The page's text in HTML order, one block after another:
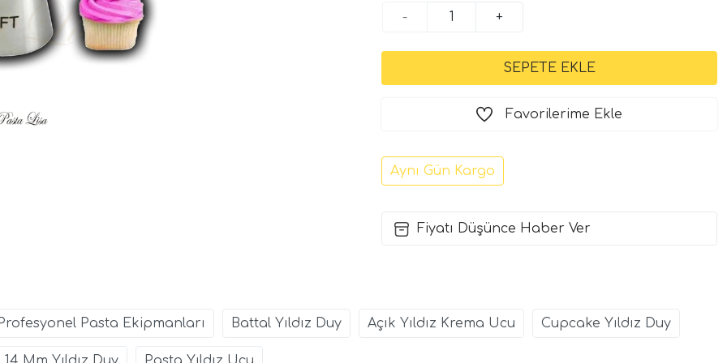
- +
Favorilerime Ekle
Aynı Gün Kargo
Fiyatı Düşünce Haber Ver
Pasta Ekipmanları Battal Yıldız Duy Açık Yıldız Krema Ucu Cupcake Yıldız Duy